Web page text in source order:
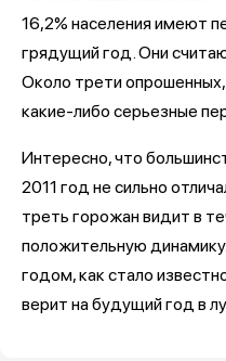
16,2% населения имеют
грядущий год. Они
Около трети
какие-либо серьезные
Интересно, что
2011 год не сильно
треть горожан видит в
положительную
годом, как стало
верит на будущий год в